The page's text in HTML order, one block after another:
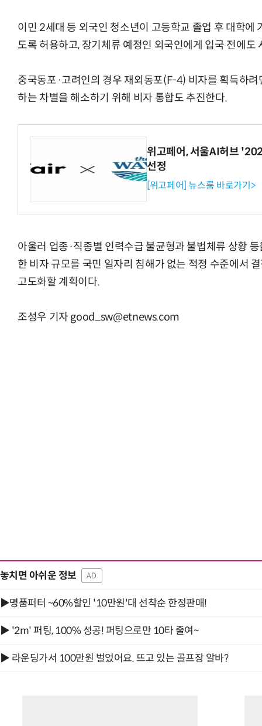
이민 2세대 등 외국인 청소년이 고등학교 졸업 후 대학에
도록 허용하고, 장기체류 예정인 외국인에게 입국 전에도
중국동포·고려인의 경우 재외동포(F-4) 비자를 획득하
하는 차별을 해소하기 위해 비자 통합도 추진한다.
위고페어, 서울AI허브
선정
[위고페어] 뉴스룸 바로가기>
아울러 업종·직종별 인력수급 불균형과 불법체류 상황
한 비자 규모를 국민 일자리 침해가 없는 적정 수준에서
고도화할 계획이다.
조성우 기자 good_sw@etnews.com
놓치면 아쉬운 정보 AD
▶명품퍼터 ~60%할인 '10만원'대 선착순 한정판매!
▶ '2m' 퍼팅, 100% 성공! 퍼팅으로만 10타 줄여~
▶ 라운딩가서 100만원 벌었어요. 뜨고 있는 골프장 알바?
“계속 쫓아왔다”…도망치